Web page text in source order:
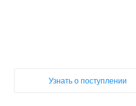
Узнать о поступлении